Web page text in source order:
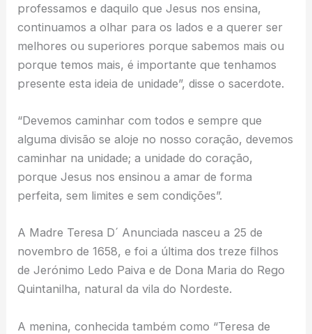
professamos e daquilo que Jesus nos ensina,
continuamos a olhar para os lados e a querer ser
melhores ou superiores porque sabemos mais ou
porque temos mais, é importante que tenhamos
presente esta ideia de unidade”, disse o sacerdote.
“Devemos caminhar com todos e sempre que
alguma divisão se aloje no nosso coração, devemos
caminhar na unidade; a unidade do coração,
porque Jesus nos ensinou a amar de forma
perfeita, sem limites e sem condições”.
A Madre Teresa D´ Anunciada nasceu a 25 de
novembro de 1658, e foi a última dos treze filhos
de Jerónimo Ledo Paiva e de Dona Maria do Rego
Quintanilha, natural da vila do Nordeste.
A menina, conhecida também como “Teresa de